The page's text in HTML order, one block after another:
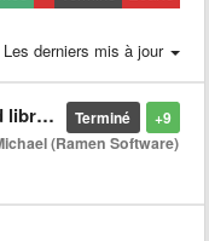
Les derniers mis à jour
+9
Terminé
2004
(Ramen Software)